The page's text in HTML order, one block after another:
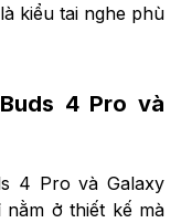
kiểu tai nghe phù
4 Pro và
4 Pro và Galaxy
ở thiết kế mà